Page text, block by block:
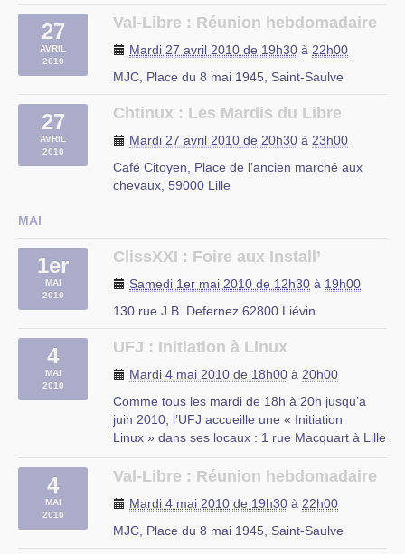
– Découverte des logiciels libres
– Installation d’une distribution Linux
– Le mode console
rue du Mal Assis, Lille
27
AVRIL
2010
Val-Libre : Réunion hebdomadaire
Mardi 27 avril 2010 de 19h30 à 22h00
MJC, Place du 8 mai 1945, Saint-Saulve
27
AVRIL
2010
Chtinux : Les Mardis du Libre
Mardi 27 avril 2010 de 20h30 à 23h00
Café Citoyen, Place de l’ancien marché aux
chevaux, 59000 Lille
MAI
1er
MAI
2010
ClissXXI : Foire aux Install’
Samedi 1er mai 2010 de 12h30 à 19h00
130 rue J.B. Defernez 62800 Liévin
4
MAI
2010
UFJ : Initiation à Linux
Mardi 4 mai 2010 de 18h00 à 20h00
Comme tous les mardi de 18h à 20h jusqu’a
juin 2010, l’UFJ accueille une « Initiation
Linux » dans ses locaux : 1 rue Macquart à Lille
– Découverte des logiciels libres
– Installation d’une distribution Linux
– Le mode console
4
MAI
2010
Val-Libre : Réunion hebdomadaire
Mardi 4 mai 2010 de 19h30 à 22h00
MJC, Place du 8 mai 1945, Saint-Saulve